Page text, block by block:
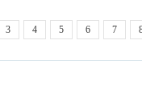
3 4 5 6 7